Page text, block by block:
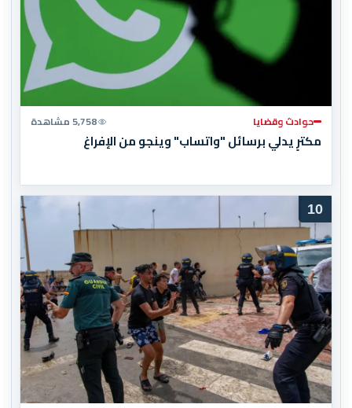
حوادث وقضايا 5,758 مشاهدة
مكترٍ يدلي برسائل "واتساب" وينجو من الإفراغ
10